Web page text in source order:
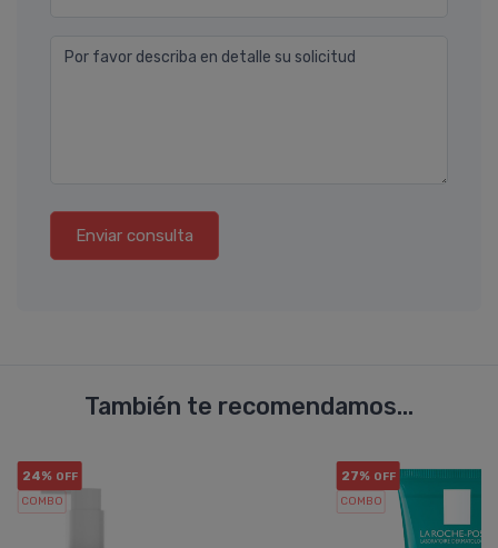
Por favor describa en detalle su solicitud
Enviar consulta
También te recomendamos...
24% OFF
COMBO
27% OFF
COMBO